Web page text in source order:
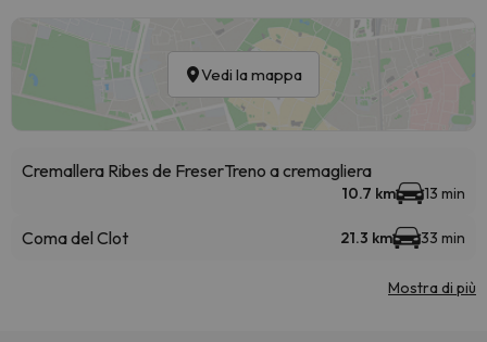
Vedi la mappa
Cremallera Ribes de FreserTreno a cremagliera
10.7 km 13 min
Coma del Clot 21.3 km 33 min
Mostra di più